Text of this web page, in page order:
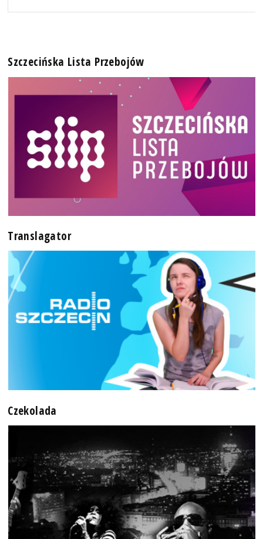
Szczecińska Lista Przebojów
Translagator
Czekolada